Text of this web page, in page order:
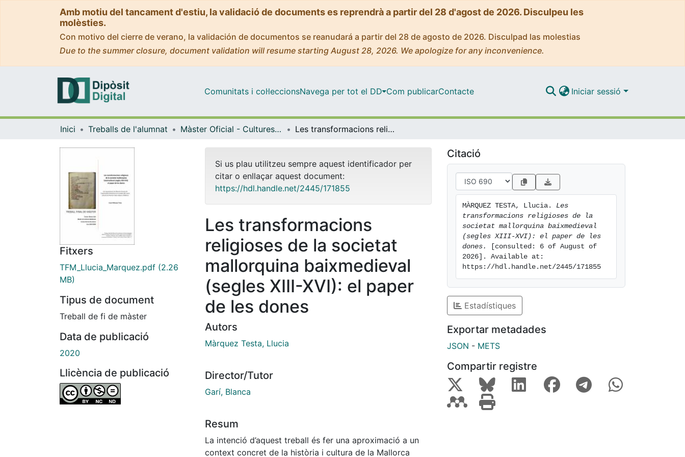
Amb motiu del tancament d'estiu, la validació de documents es reprendrà a partir del 28 d'agost de 2026. Disculpeu les
molèsties.
Con motivo del cierre de verano, la validación de documentos se reanudará a partir del 28 de agosto de 2026. Disculpad las molestias
Due to the summer closure, document validation will resume starting August 28, 2026. We apologize for any inconvenience.
Comunitats i col·leccionsNavega per tot el DD Com publicarContacte Iniciar sessió
Inici Treballs de l'alumnat Màster Oficial - Cultures Medievals Les transformacions religioses de la societat mallorquina baixmedieval (segles XIII-XVI): el paper de les dones
Fitxers
TFM_Llucia_Marquez.pdf (2.26
MB)
Tipus de document
Treball de fi de màster
Data de publicació
2020
Llicència de publicació
Si us plau utilitzeu sempre aquest identificador per
citar o enllaçar aquest document:
https://hdl.handle.net/2445/171855
Les transformacions
religioses de la societat
mallorquina baixmedieval
(segles XIII-XVI): el paper
de les dones
Autors
Màrquez Testa, Llucia
Director/Tutor
Garí, Blanca
Resum
La intenció d’aquest treball és fer una aproximació a un
context concret de la història i cultura de la Mallorca
Citació
MÀRQUEZ TESTA, Llucia. Les
transformacions religioses de la
societat mallorquina baixmedieval
(segles XIII-XVI): el paper de les
dones.
[consulted: 6 of August of
2026]. Available at:
https://hdl.handle.net/2445/171855
Estadístiques
Exportar metadades
JSON - METS
Compartir registre